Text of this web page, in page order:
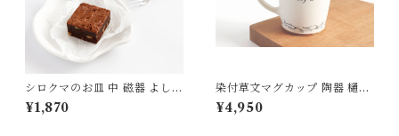
シロクマのお皿 中 磁器 よしざ
わ窯
¥1,870
染付草文マグカップ 陶器 樋口
萌
¥4,950